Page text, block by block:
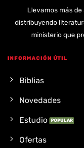
Llevamos más de
distribuyendo
ministerio que
INFORMACIÓN ÚTIL
Biblias
Novedades
Estudio
Ofertas